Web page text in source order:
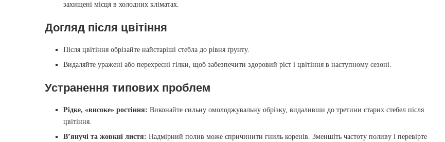
захищені місця в холодних кліматах.
Догляд після цвітіння
Після цвітіння обрізайте найстаріші стебла до рівня ґрунту.
Видаляйте уражені або перехресні гілки, щоб забезпечити здоровий ріст і цвітіння в наступному сезоні.
Устранення типових проблем
Рідке, «високе» ростіння: Виконайте сильну омолоджувальну обрізку, видаливши до третини старих стебел після
цвітіння.
В’янучі та жовкні листя: Надмірний полив може спричинити гниль коренів. Зменшіть частоту поливу і перевірте